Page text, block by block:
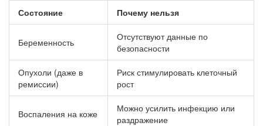
Состояние Почему нельзя
Беременность
Отсутствуют данные по
безопасности
Опухоли (даже в
ремиссии)
Риск стимулировать клеточный
рост
Воспаления на коже
Можно усилить инфекцию или
раздражение